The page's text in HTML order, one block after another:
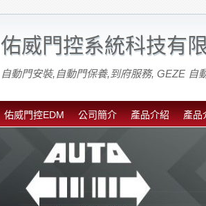
佑威門控系統科技有
自動門安裝,自動門保養,到府服務, GEZE 自
佑威門控EDM 公司簡介 產品介紹 產品